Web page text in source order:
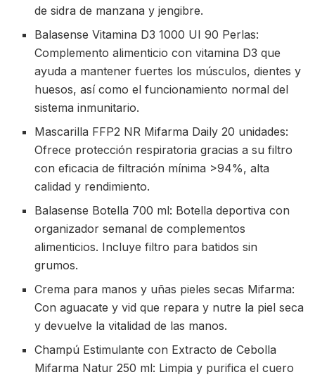
de sidra de manzana y jengibre.
Balasense Vitamina D3 1000 UI 90 Perlas:
Complemento alimenticio con vitamina D3 que
ayuda a mantener fuertes los músculos, dientes y
huesos, así como el funcionamiento normal del
sistema inmunitario.
Mascarilla FFP2 NR Mifarma Daily 20 unidades:
Ofrece protección respiratoria gracias a su filtro
con eficacia de filtración mínima >94%, alta
calidad y rendimiento.
Balasense Botella 700 ml: Botella deportiva con
organizador semanal de complementos
alimenticios. Incluye filtro para batidos sin
grumos.
Crema para manos y uñas pieles secas Mifarma:
Con aguacate y vid que repara y nutre la piel seca
y devuelve la vitalidad de las manos.
Champú Estimulante con Extracto de Cebolla
Mifarma Natur 250 ml: Limpia y purifica el cuero